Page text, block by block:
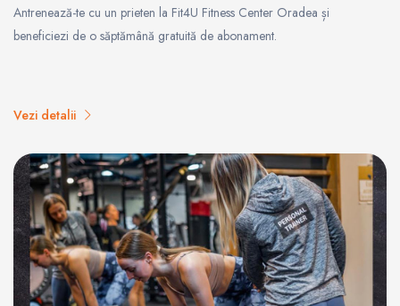
Antrenează-te cu un prieten la Fit4U Fitness Center Oradea și
beneficiezi de o săptămână gratuită de abonament.
Vezi detalii